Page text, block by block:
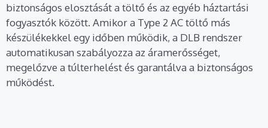
biztonságos elosztását a töltő és az egyéb háztartási
fogyasztók között. Amikor a Type 2 AC töltő más
készülékekkel egy időben működik, a DLB rendszer
automatikusan szabályozza az áramerősséget,
megelőzve a túlterhelést és garantálva a biztonságos
működést.